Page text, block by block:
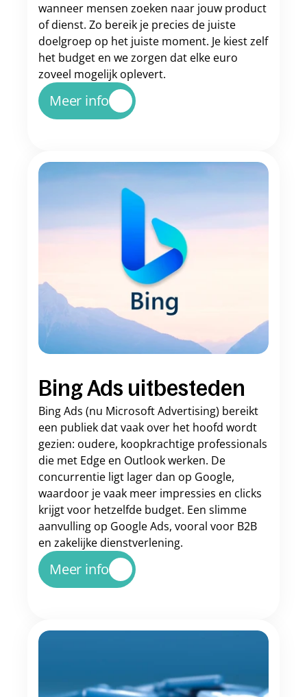
wanneer mensen zoeken naar jouw product
of dienst. Zo bereik je precies de juiste
doelgroep op het juiste moment. Je kiest zelf
het budget en we zorgen dat elke euro
zoveel mogelijk oplevert.
Meer info
Bing Ads uitbesteden
Bing Ads (nu Microsoft Advertising) bereikt
een publiek dat vaak over het hoofd wordt
gezien: oudere, koopkrachtige professionals
die met Edge en Outlook werken. De
concurrentie ligt lager dan op Google,
waardoor je vaak meer impressies en clicks
krijgt voor hetzelfde budget. Een slimme
aanvulling op Google Ads, vooral voor B2B
en zakelijke dienstverlening.
Meer info